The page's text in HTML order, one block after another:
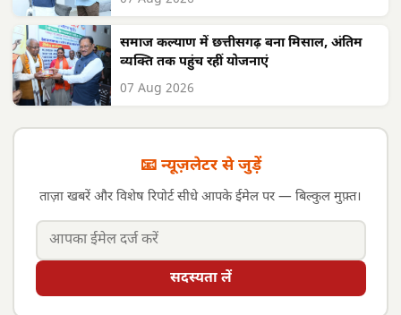
समाज कल्याण में छत्तीसगढ़ बना मिसाल, अंतिम
व्यक्ति तक पहुंच रहीं योजनाएं
07 Aug 2026
📧 न्यूज़लेटर से जुड़ें
ताज़ा खबरें और विशेष रिपोर्ट सीधे आपके ईमेल पर — बिल्कुल मुफ़्त।
सदस्यता लें